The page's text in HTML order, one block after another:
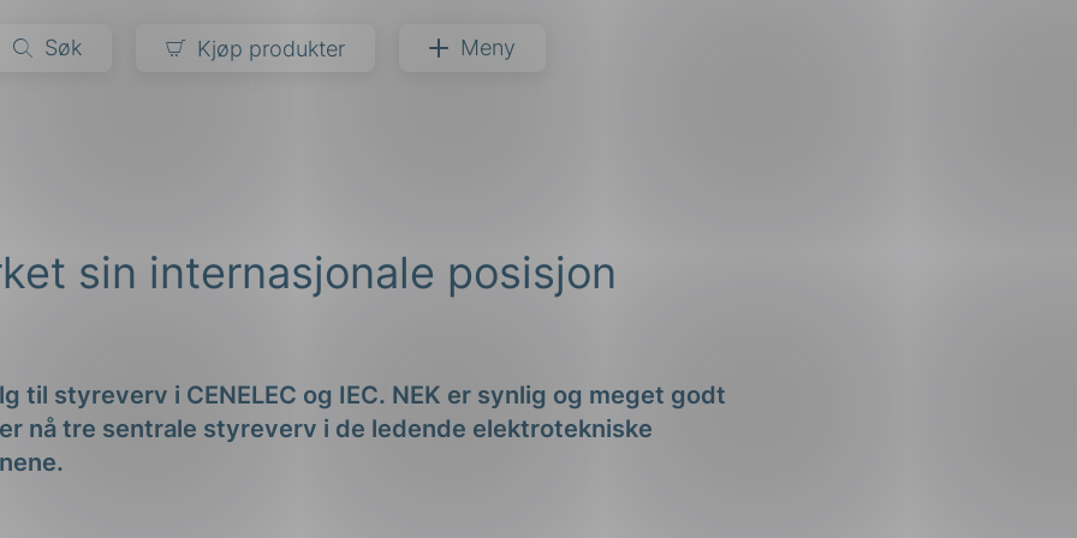
Søk Kjøp produkter Meny
sin internasjonale posisjon
til styreverv i CENELEC og IEC. NEK er synlig og meget godt
nå tre sentrale styreverv i de ledende elektrotekniske